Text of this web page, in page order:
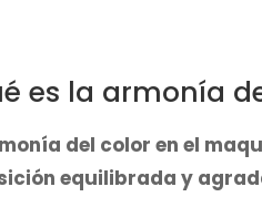
es la armonía
del color en el
equilibrada y